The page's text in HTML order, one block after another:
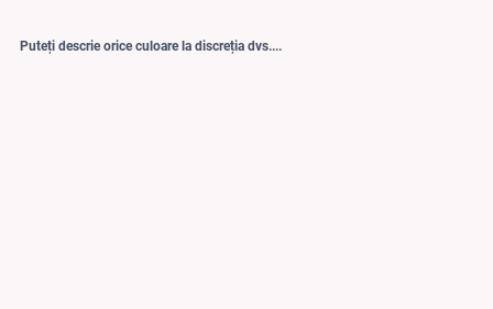
Puteți descrie orice culoare la discreția dvs....